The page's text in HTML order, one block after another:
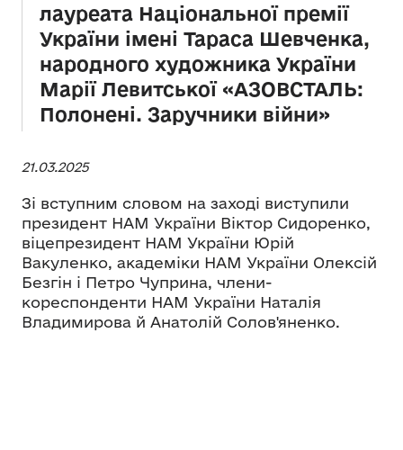
лауреата Національної премії
України імені Тараса Шевченка,
народного художника України
Марії Левитської «АЗОВСТАЛЬ:
Полонені. Заручники війни»
21.03.2025
Зі вступним словом на заході виступили
президент НАМ України Віктор Сидоренко,
віцепрезидент НАМ України Юрій
Вакуленко, академіки НАМ України Олексій
Безгін і Петро Чуприна, члени-
кореспонденти НАМ України Наталія
Владимирова й Анатолій Солов'яненко.